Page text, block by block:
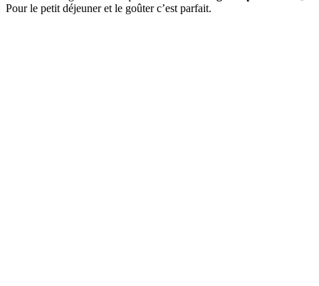
Pour le petit déjeuner et le goûter c’est parfait.